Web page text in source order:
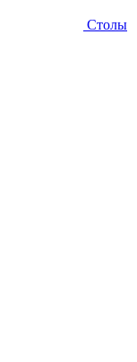
Столы